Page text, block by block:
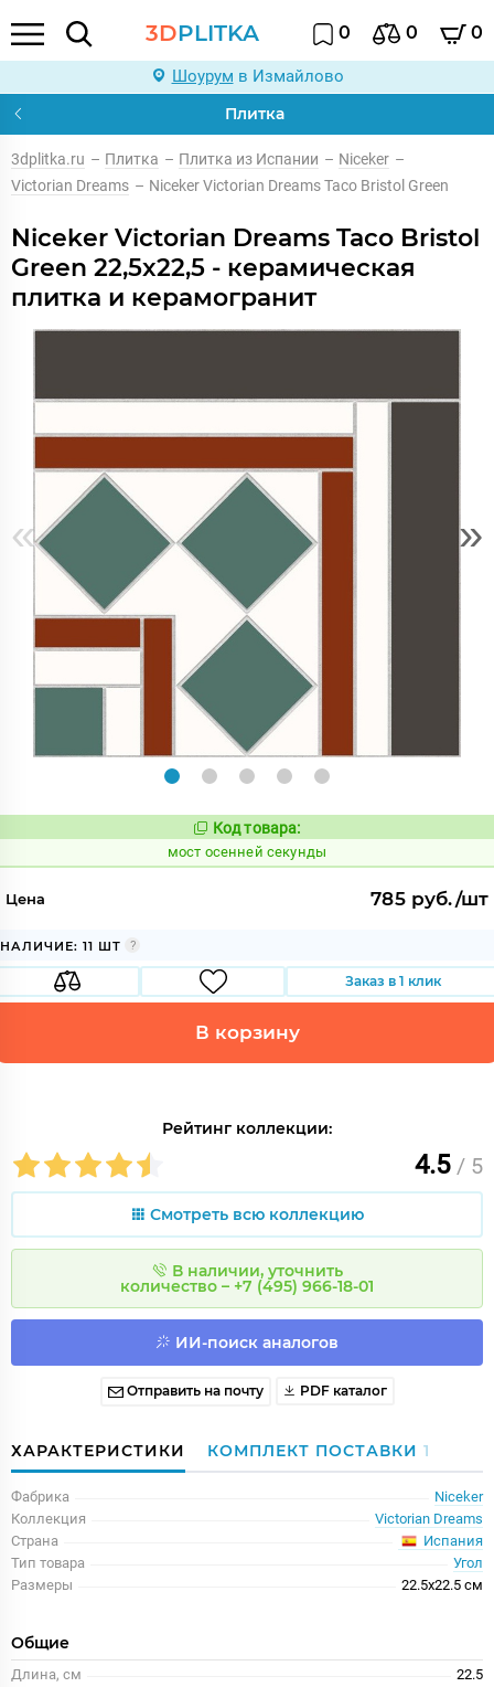
3DPLITKA 0 0 0
Шоурум в Измайлово
Плитка
3dplitka.ru – Плитка – Плитка из Испании – Niceker –
Victorian Dreams – Niceker Victorian Dreams Taco Bristol Green
Niceker Victorian Dreams Taco Bristol
Green 22,5x22,5 - керамическая
плитка и керамогранит
« »
Код:
1024087
Код товара:
мост осенней секунды
Цена 785 руб./шт
НАЛИЧИЕ: 11 ШТ
Заказ в 1 клик
В корзину
Рейтинг коллекции:
4.5 / 5
Смотреть всю коллекцию
В наличии, уточнить
количество – +7 (495) 966-18-01
ИИ-поиск аналогов
Отправить на почту PDF каталог
ХАРАКТЕРИСТИКИ КОМПЛЕКТ ПОСТАВКИ 1
Фабрика
Niceker
Коллекция
Victorian Dreams
Страна
Испания
Тип товара
Угол
Размеры
22.5x22.5 см
Общие
Длина, см
22.5